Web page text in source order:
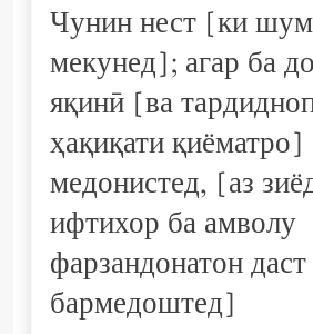
Чунин нест [ки
мекунед]; агар ба
яқинӣ [ва
ҳақиқати қиёматро]
медонистед, [аз
ифтихор ба амволу
фарзандонатон даст
бармедоштед]